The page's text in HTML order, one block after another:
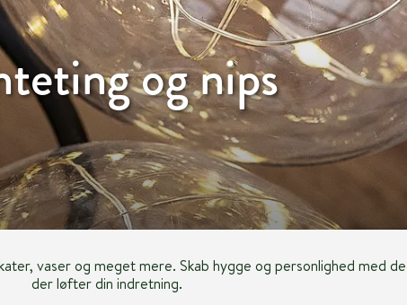
og nips
vaser og meget mere. Skab hygge og personlighed med
der løfter din indretning.